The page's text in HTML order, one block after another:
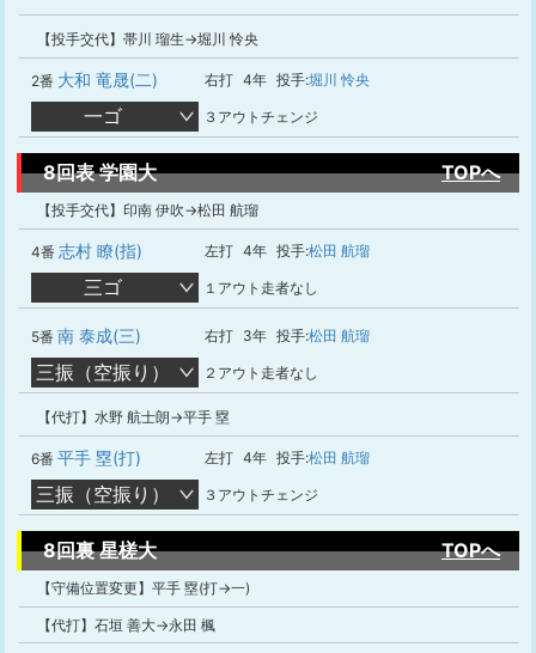
【投手交代】帯川 瑠生→堀川 怜央
2番 大和 竜晟(二) 右打 4年 投手:堀川 怜央
一ゴ ３アウトチェンジ
8回表 学園大 TOPへ
【投手交代】印南 伊吹→松田 航瑠
4番 志村 瞭(指) 左打 4年 投手:松田 航瑠
三ゴ １アウト走者なし
5番 南 泰成(三) 右打 3年 投手:松田 航瑠
三振（空振り） ２アウト走者なし
【代打】水野 航士朗→平手 塁
6番 平手 塁(打) 左打 4年 投手:松田 航瑠
三振（空振り） ３アウトチェンジ
8回裏 星槎大 TOPへ
【守備位置変更】平手 塁(打→一)
【代打】石垣 善大→永田 楓